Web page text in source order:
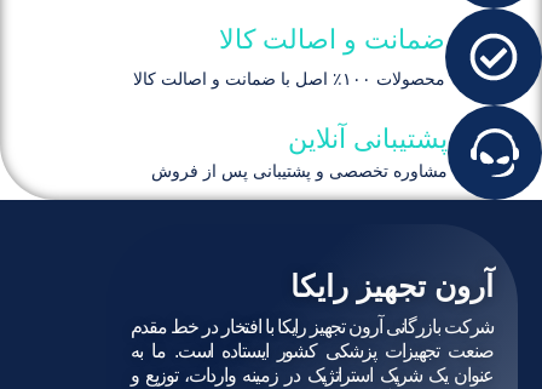
ضمانت و اصالت کالا
محصولات ۱۰۰٪ اصل با ضمانت و اصالت کالا
پشتیبانی آنلاین
مشاوره تخصصی و پشتیبانی پس از فروش
آرون تجهیز رایکا
شرکت بازرگانی آرون تجهیز رایکا با افتخار در خط مقدم
صنعت تجهیزات پزشکی کشور ایستاده است. ما به
عنوان یک شریک استراتژیک در زمینه واردات، توزیع و